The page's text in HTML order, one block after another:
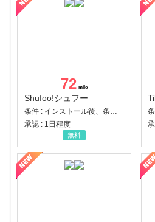
72
Shufoo!シュフー
条件 : インストール後、条件達成
承認 : 1日程度
無料